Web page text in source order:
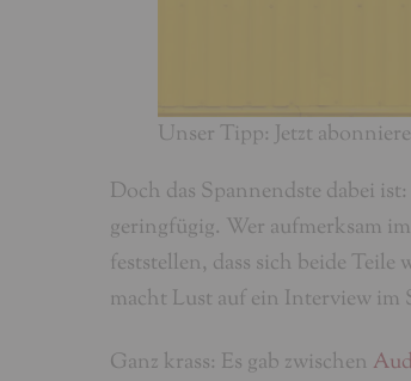
Unser Tipp: Jetzt
Doch das Spannendste dabei
geringfügig. Wer aufmerksam
feststellen, dass sich beide
macht Lust auf ein Interview im
Ganz krass: Es gab zwischen